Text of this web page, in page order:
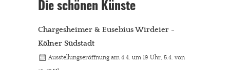
Die schönen Künste
Chargesheimer & Eusebius Wirdeier -
Kölner Südstadt
Ausstellungseröffnung am 4.4. um 19 Uhr, 5.4. von